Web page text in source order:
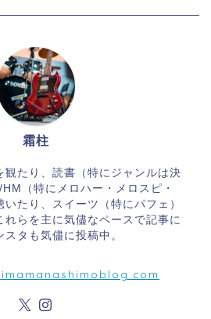
霜柱
観たり、読書（特にジャンルは決
（特にメロハー・メロスピ・
たり、スイーツ（特にパフェ）
れらを主に気儘なペースで記事に
タも気儘に投稿中。